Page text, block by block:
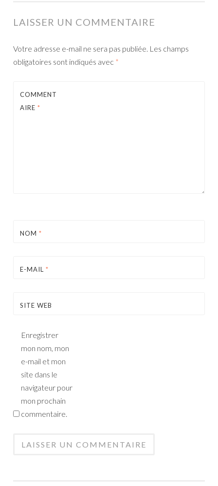
ARTICLES
LAISSER UN COMMENTAIRE
Votre adresse e-mail ne sera pas publiée. Les champs
obligatoires sont indiqués avec *
COMMENT
AIRE *
NOM *
E-MAIL *
SITE WEB
Enregistrer
mon nom, mon
e-mail et mon
site dans le
navigateur pour
mon prochain
commentaire.